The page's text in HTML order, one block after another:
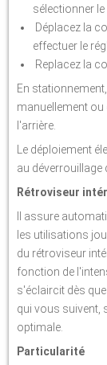
sélectionner
Déplacez la
effectuer le
Replacez la
En
manuellement ou
l'arrière.
Le déploiement
au déverrouillage
Rétroviseur
Il assure
les utilisations
du rétroviseur
fonction de
s'éclaircit dès
qui vous suivent,
optimale.
Particularité